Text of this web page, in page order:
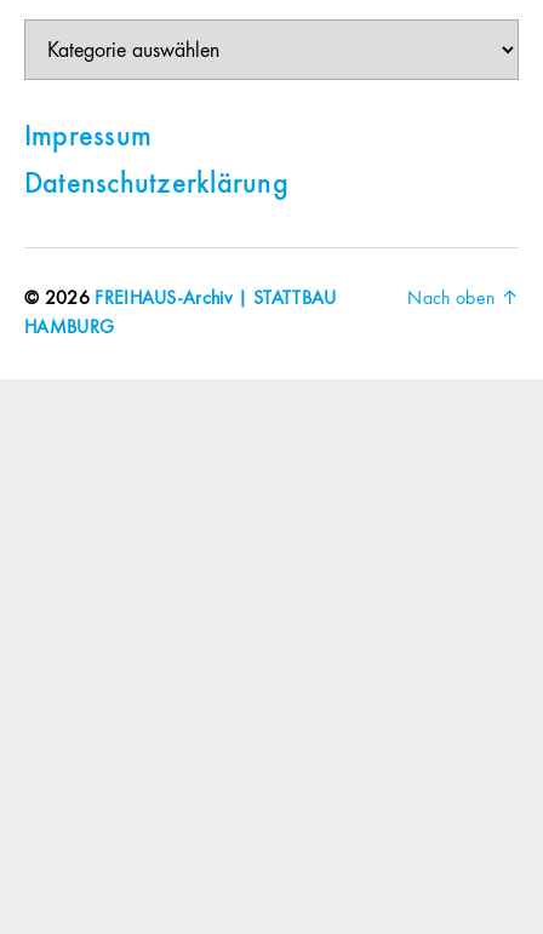
Impressum
Datenschutzerklärung
© 2026 FREIHAUS-Archiv | STATTBAU
HAMBURG
Nach oben ↑